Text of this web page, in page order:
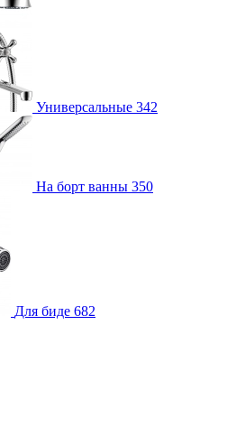
Универсальные 342
На борт ванны 350
Для биде 682